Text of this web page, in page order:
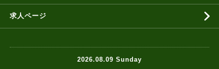
求人ページ
2026.08.09 Sunday